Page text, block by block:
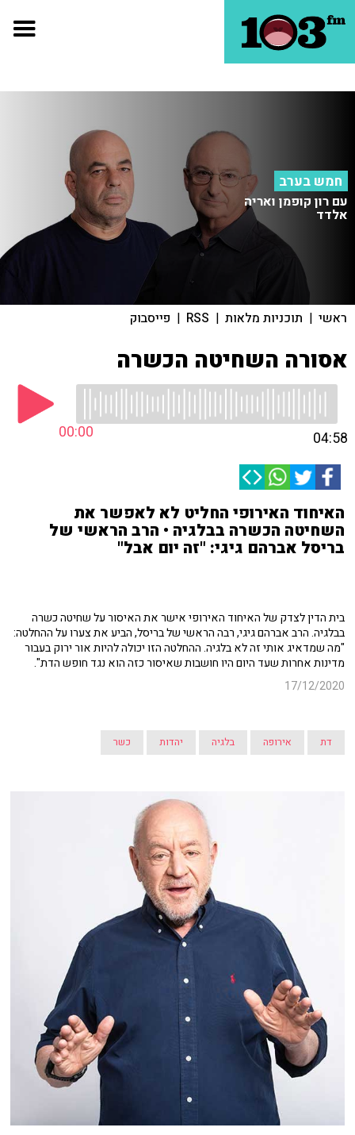
חמש בערב
עם רון קופמן ואריה
אלדד
ראשי | תוכניות מלאות |
RSS
| פייסבוק
אסורה השחיטה הכשרה
00:00 04:58
האיחוד האירופי החליט לא לאפשר את
השחיטה הכשרה בבלגיה • הרב הראשי של
בריסל אברהם גיגי: "זה יום אבל"
בית הדין לצדק של האיחוד האירופי אישר את האיסור על שחיטה כשרה
בבלגיה. הרב אברהם גיגי, רבה הראשי של בריסל, הביע את צערו על ההחלטה:
"מה שמדאיג אותי זה לא בלגיה. ההחלטה הזו יכולה להיות אור ירוק בעבור
מדינות אחרות שעד היום היו חושבות שאיסור כזה הוא נגד חופש הדת".
17/12/2020
דת אירופה בלגיה יהדות כשר